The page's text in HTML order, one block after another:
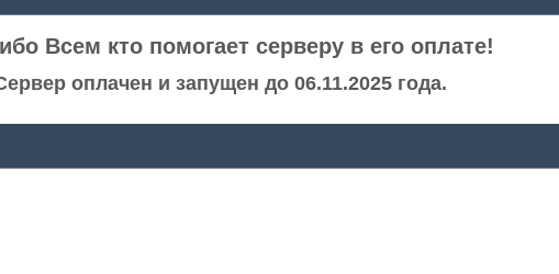
Всем кто помогает серверу в его оплате!
оплачен и запущен до 06.11.2025 года.